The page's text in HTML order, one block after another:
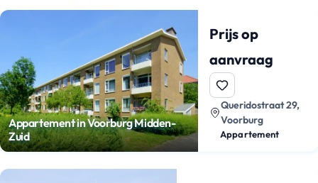
Appartement in Voorburg Midden-
Zuid
Prijs op
aanvraag
Queridostraat 29,
Voorburg
Appartement